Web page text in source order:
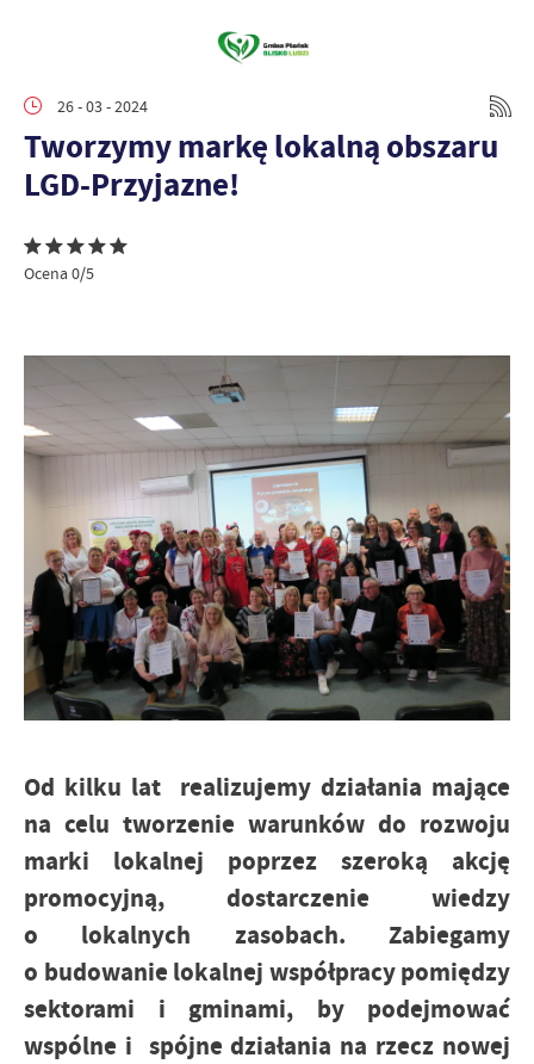
26 - 03 - 2024
Tworzymy markę lokalną obszaru
LGD-Przyjazne!
Ocena 0/5
Od kilku lat realizujemy działania mające
na celu tworzenie warunków do rozwoju
marki lokalnej poprzez szeroką akcję
promocyjną, dostarczenie wiedzy
o lokalnych zasobach. Zabiegamy
o budowanie lokalnej współpracy pomiędzy
sektorami i gminami, by podejmować
wspólne i spójne działania na rzecz nowej